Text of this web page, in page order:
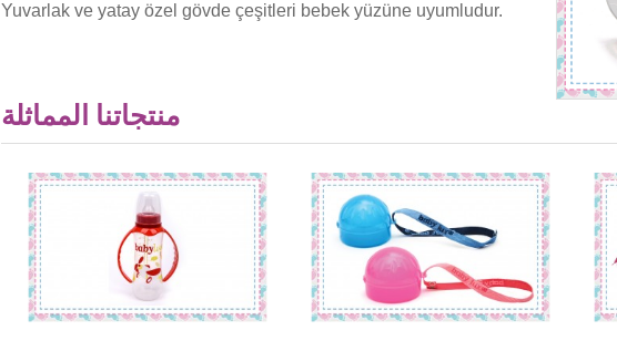
Yuvarlak ve yatay özel gövde çeşitleri bebek yüzüne uyumludur.
منتجاتنا المماثلة